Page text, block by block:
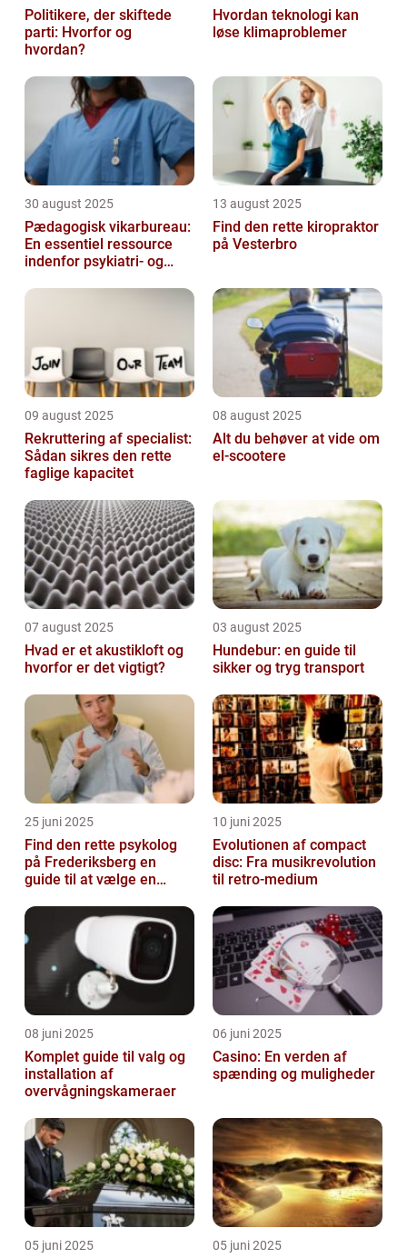
Politikere, der skiftede
parti: Hvorfor og
hvordan?
Hvordan teknologi kan
løse klimaproblemer
30 august 2025
Pædagogisk vikarbureau:
En essentiel ressource
indenfor psykiatri- og
13 august 2025
Find den rette kiropraktor
på Vesterbro
09 august 2025
Rekruttering af specialist:
Sådan sikres den rette
faglige kapacitet
08 august 2025
Alt du behøver at vide om
el-scootere
07 august 2025
Hvad er et akustikloft og
hvorfor er det vigtigt?
03 august 2025
Hundebur: en guide til
sikker og tryg transport
25 juni 2025
Find den rette psykolog
på Frederiksberg en
guide til at vælge en
10 juni 2025
Evolutionen af compact
disc: Fra musikrevolution
til retro-medium
08 juni 2025
Komplet guide til valg og
installation af
overvågningskameraer
06 juni 2025
Casino: En verden af
spænding og muligheder
05 juni 2025 05 juni 2025